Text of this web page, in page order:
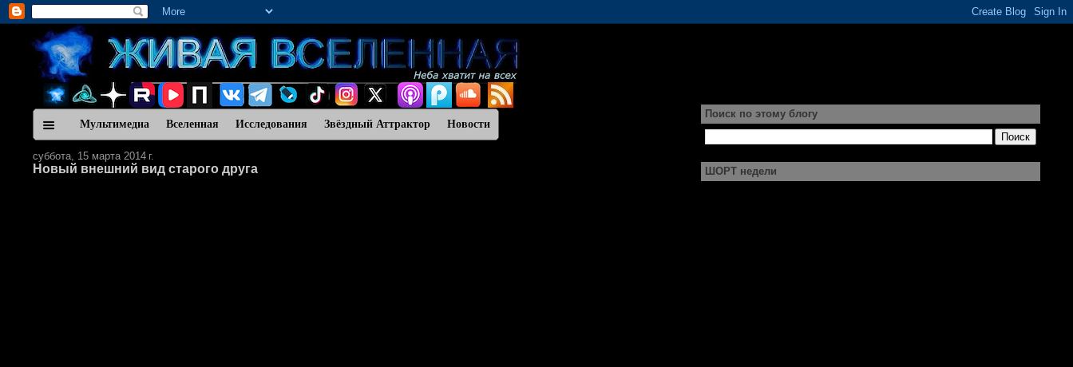
Мультимедиа Вселенная Исследования Звёздный Аттрактор Новости
суббота, 15 марта 2014 г.
Новый внешний вид старого друга
Поиск по этому блогу
ШОРТ недели